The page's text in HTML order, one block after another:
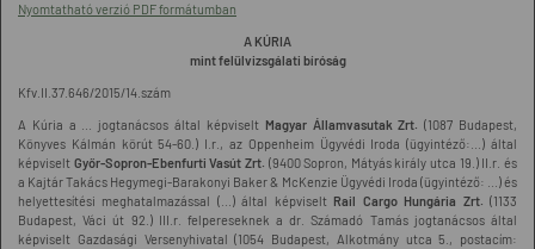
Nyomtatható verzió PDF formátumban
A KÚRIA
mint felülvizsgálati bíróság
Kfv.II.37.646/2015/14.szám
A Kúria a ... jogtanácsos által képviselt Magyar Államvasutak Zrt. (1087 Budapest,
Könyves Kálmán körút 54-60.) I.r., az Oppenheim Ügyvédi Iroda (ügyintéző:...) által
képviselt Győr-Sopron-Ebenfurti Vasút Zrt. (9400 Sopron, Mátyás király utca 19.) II.r. és
a Kajtár Takács Hegymegi-Barakonyi Baker & McKenzie Ügyvédi Iroda (ügyintéző: ...) és
helyettesítési meghatalmazással (...) által képviselt Rail Cargo Hungária Zrt. (1133
Budapest, Váci út 92.) III.r. felpereseknek a dr. Számadó Tamás jogtanácsos által
képviselt Gazdasági Versenyhivatal (1054 Budapest, Alkotmány utca 5., postacím: